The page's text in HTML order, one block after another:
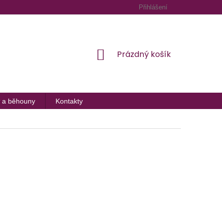
Přihlášení
NÁKUPNÍ
Prázdný košík
a běhouny Kontakty